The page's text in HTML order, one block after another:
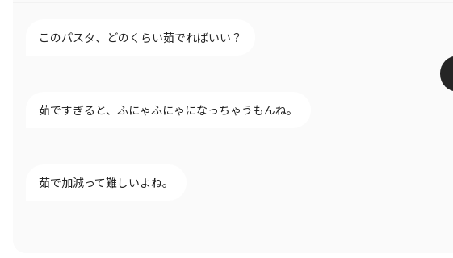
このパスタ、どのくらい茹でればいい？
茹ですぎると、ふにゃふにゃになっちゃうもんね。
茹で加減って難しいよね。